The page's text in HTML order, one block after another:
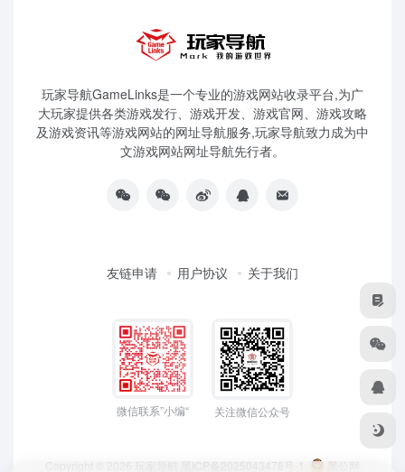
玩家导航GameLinks是一个专业的游戏网站收录平台,为广
大玩家提供各类游戏发行、游戏开发、游戏官网、游戏攻略
及游戏资讯等游戏网站的网址导航服务,玩家导航致力成为中
文游戏网站网址导航先行者。
友链申请 用户协议 关于我们
微信联系”小编“ 关注微信公众号
Copyright © 2026 玩家导航 黑ICP备2025043478号-1 黑公网